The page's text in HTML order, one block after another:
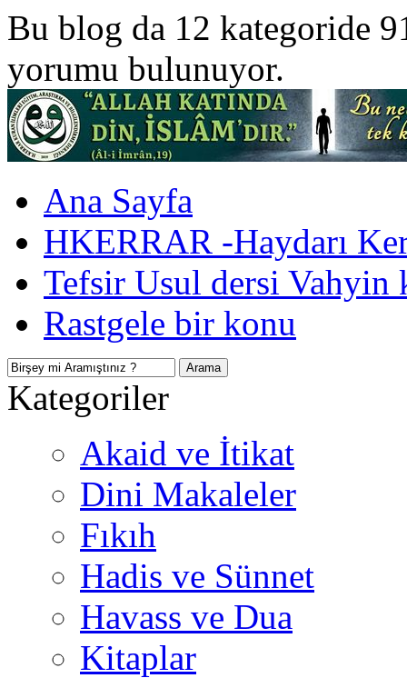
Bu blog da 12 kategoride
yorumu bulunuyor.
Ana Sayfa
HKERRAR -Haydarı
Tefsir Usul dersi Vahyin
Rastgele bir konu
Kategoriler
Akaid ve İtikat
Dini Makaleler
Fıkıh
Hadis ve Sünnet
Havass ve Dua
Kitaplar